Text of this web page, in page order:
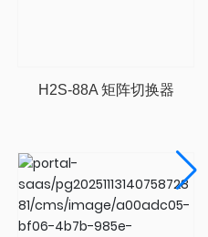
H2S-88A 矩阵切换器